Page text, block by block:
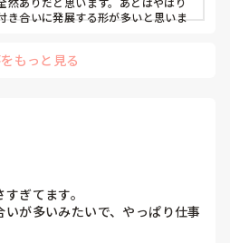
き合いに発展する形が多いと思いま
もっと見る
ぎてます。
が多いみたいで、やっぱり仕事
が多いのでしょうか。